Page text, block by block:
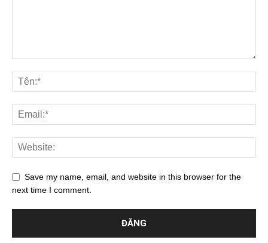
Save my name, email, and website in this browser for the
next time I comment.